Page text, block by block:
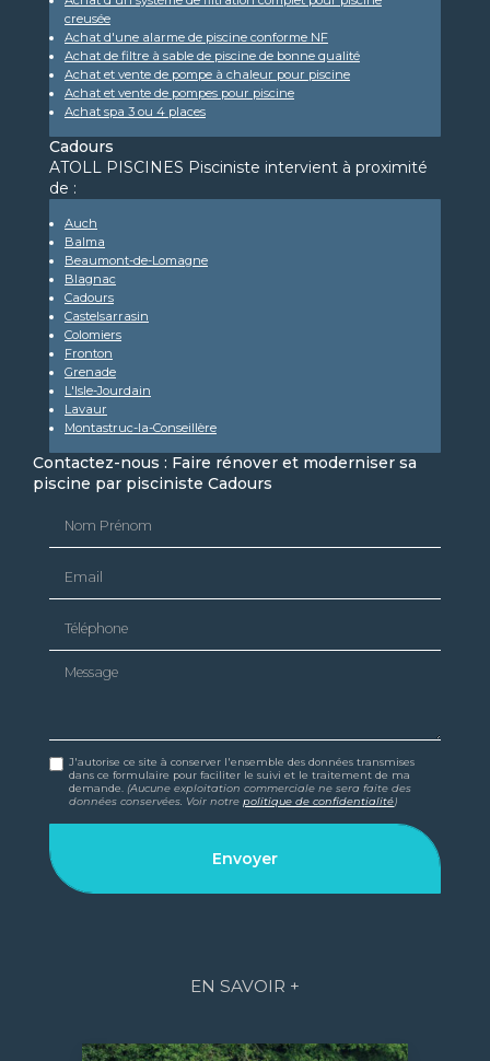
creusée
Achat d'une alarme de piscine conforme NF
Achat de filtre à sable de piscine de bonne qualité
Achat et vente de pompe à chaleur pour piscine
Achat et vente de pompes pour piscine
Achat spa 3 ou 4 places
Cadours
ATOLL PISCINES Pisciniste intervient à proximité
de :
Auch
Balma
Beaumont-de-Lomagne
Blagnac
Cadours
Castelsarrasin
Colomiers
Fronton
Grenade
L'Isle-Jourdain
Lavaur
Montastruc-la-Conseillère
Contactez-nous : Faire rénover et moderniser sa
piscine par pisciniste Cadours
Message
J'autorise ce site à conserver l'ensemble des données transmises
dans ce formulaire pour faciliter le suivi et le traitement de ma
demande. (Aucune exploitation commerciale ne sera faite des
données conservées. Voir notrepolitique de confidentialité)
EN SAVOIR +